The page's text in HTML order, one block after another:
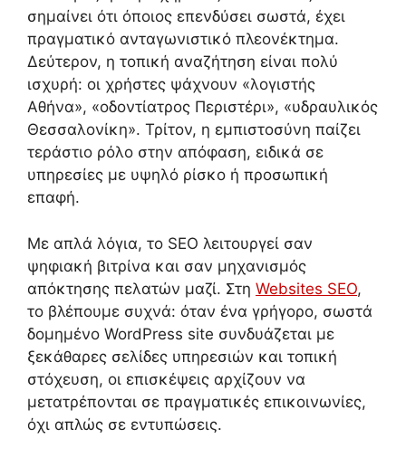
σημαίνει ότι όποιος επενδύσει σωστά, έχει
πραγματικό ανταγωνιστικό πλεονέκτημα.
Δεύτερον, η τοπική αναζήτηση είναι πολύ
ισχυρή: οι χρήστες ψάχνουν «λογιστής
Αθήνα», «οδοντίατρος Περιστέρι», «υδραυλικός
Θεσσαλονίκη». Τρίτον, η εμπιστοσύνη παίζει
τεράστιο ρόλο στην απόφαση, ειδικά σε
υπηρεσίες με υψηλό ρίσκο ή προσωπική
επαφή.
Με απλά λόγια, το SEO λειτουργεί σαν
ψηφιακή βιτρίνα και σαν μηχανισμός
απόκτησης πελατών μαζί. Στη Websites SEO,
το βλέπουμε συχνά: όταν ένα γρήγορο, σωστά
δομημένο WordPress site συνδυάζεται με
ξεκάθαρες σελίδες υπηρεσιών και τοπική
στόχευση, οι επισκέψεις αρχίζουν να
μετατρέπονται σε πραγματικές επικοινωνίες,
όχι απλώς σε εντυπώσεις.